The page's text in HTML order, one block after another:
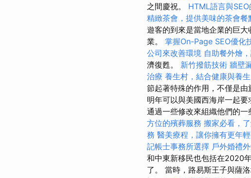
之間慶祝。 HTML語言與SEO
精緻茶會，提供美味的茶會餐
遊客的到來是當地企業的巨
業。 掌握On-Page SEO優化
公司來改善環境 自助餐外燴
濟復甦。 新竹撥筋技術 牆壁
治療 養生村，結合健康與養
節起著特殊的作用，不僅是
明年可以與美國西海岸一起
通過一些修改來組織他們的
方位的殯葬服務 搬家必看，
務 醫美療程，讓你擁有更年
記帳士事務所選擇 戶外婚禮
和中東新移民也包括在2020
了。 當時，路易斯王子與薩